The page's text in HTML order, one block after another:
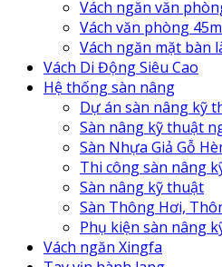
Vách ngăn văn
Vách văn phòng
Vách ngăn mặt bàn
Vách Di Động Siêu Cao
Hệ thống sàn nâng
Dự án sàn nâng kỹ
Sàn nâng kỹ thuật
Sàn Nhựa Giả Gỗ
Thi công sàn nâng
Sàn nâng kỹ thuật
Sàn Thông Hơi,
Phụ kiện sàn nâng
Vách ngăn Xingfa